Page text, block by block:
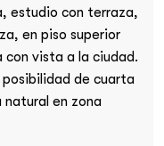
estudio con terraza,
en piso superior
vista a la ciudad.
posibilidad de cuarta
natural en zona